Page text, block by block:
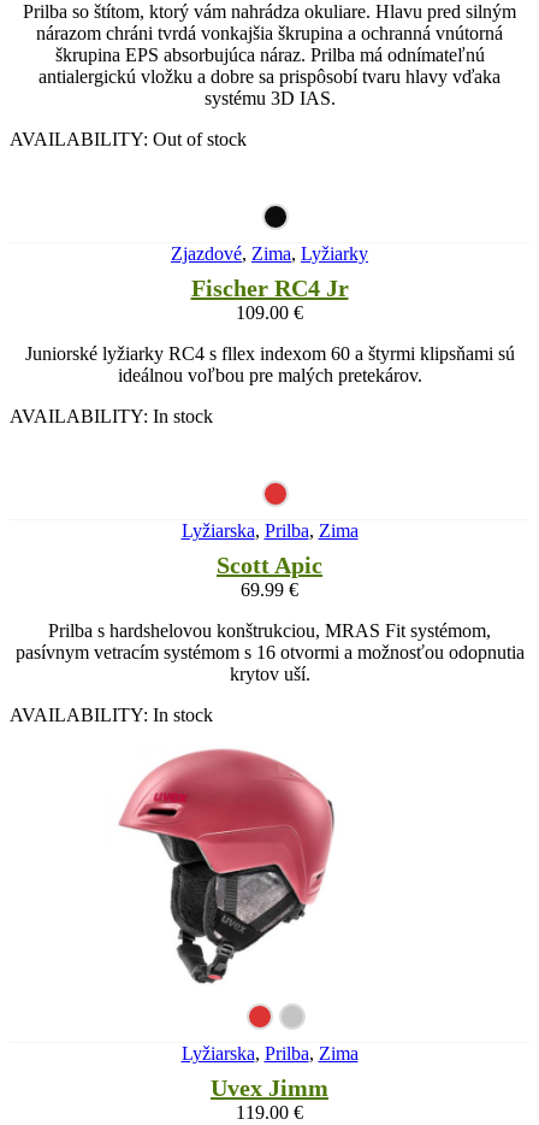
Prilba so štítom, ktorý vám nahrádza okuliare. Hlavu pred silným
nárazom chráni tvrdá vonkajšia škrupina a ochranná vnútorná
škrupina EPS absorbujúca náraz. Prilba má odnímateľnú
antialergickú vložku a dobre sa prispôsobí tvaru hlavy vďaka
systému 3D IAS.
AVAILABILITY: Out of stock
Zjazdové, Zima, Lyžiarky
Fischer RC4 Jr
109.00 €
Juniorské lyžiarky RC4 s fllex indexom 60 a štyrmi klipsňami sú
ideálnou voľbou pre malých pretekárov.
AVAILABILITY: In stock
Lyžiarska, Prilba, Zima
Scott Apic
69.99 €
Prilba s hardshelovou konštrukciou, MRAS Fit systémom,
pasívnym vetracím systémom s 16 otvormi a možnosťou odopnutia
krytov uší.
AVAILABILITY: In stock
Lyžiarska, Prilba, Zima
Uvex Jimm
119.00 €